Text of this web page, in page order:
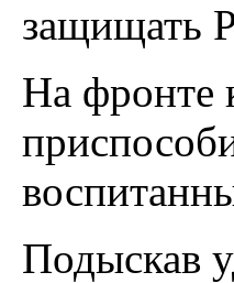
защищать
На фронте
Подыскав